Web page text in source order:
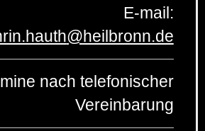
E-mail:
@heilbronn.de
nach telefonischer
Vereinbarung